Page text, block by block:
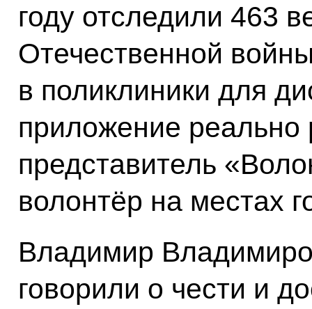
году отследили 463
Отечественной
в поликлиники для
приложение реально
представитель
волонтёр на местах
Владимир
говорили о чести и